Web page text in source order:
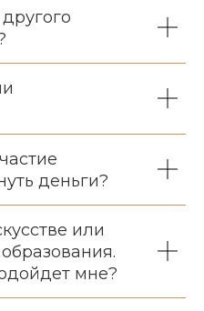
деньги?
или
мне?